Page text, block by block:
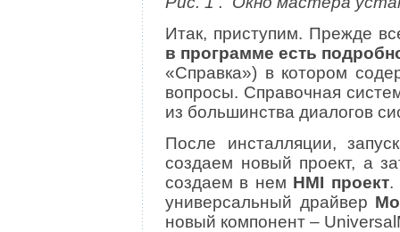
Итак, приступим. Прежде
в программе есть
«Справка») в котором
вопросы. Справочная
из большинства диалогов
После инсталляции,
создаем новый проект, а
создаем в нем HMI проект.
универсальный драйвер
новый компонент –